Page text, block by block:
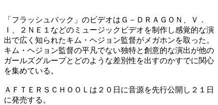
「フラッシュバック」のビデオはＧ－ＤＲＡＧＯＮ、Ｖ．
Ｉ、２ＮＥ１などのミュージックビデオを制作し感覚的な演
出で広く知られたキム・ヘジョン監督がメガホンを取った。
キム・ヘジョン監督の平凡でない独特と創意的な演出が他の
ガールズグループとどのような差別性を出すのかすでに関心
を集めている。
ＡＦＴＥＲＳＣＨＯＯＬは２０日に音源を先行公開し２１日
に発売する。